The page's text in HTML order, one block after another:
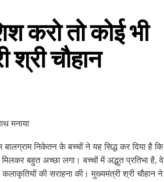
करो तो कोई भी
चौहान
मनाया
निकेतन के बच्चों ने यह सिद्ध कर दिया है कि
बहुत अच्छा लगा। बच्चों में अद्भुत प्रतिभा है, वे
की सराहना की। मुख्यमंत्री श्री चौहान ने